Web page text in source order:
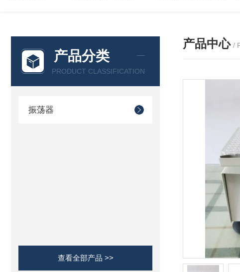
产品分类
PRODUCT CLASSIFICATION
振荡器
查看全部产品 >>
产品中心 /